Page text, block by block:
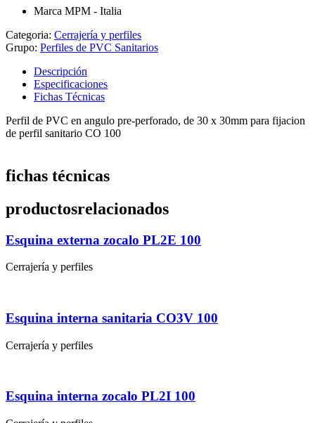
Marca MPM - Italia
Categoria: Cerrajería y perfiles
Grupo: Perfiles de PVC Sanitarios
Descripción
Especificaciones
Fichas Técnicas
Perfil de PVC en angulo pre-perforado, de 30 x 30mm para fijacion
de perfil sanitario CO 100
fichas técnicas
productosrelacionados
Esquina externa zocalo PL2E 100
Cerrajería y perfiles
Esquina interna sanitaria CO3V 100
Cerrajería y perfiles
Esquina interna zocalo PL2I 100